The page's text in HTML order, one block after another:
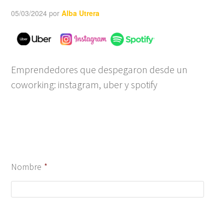
05/03/2024 porAlba Utrera
Emprendedores que despegaron desde un
coworking: instagram, uber y spotify
Nombre *